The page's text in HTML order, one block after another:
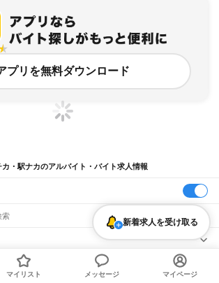
プリを無料ダウンロード
・駅ナカのアルバイト・バイト求人情報
索
シール貼り 在宅 ガチャガチャ
東京23区 千駄木駅
駅チカ・駅ナカ
求人
新着求人を受け取る
マイリスト メッセージ マイページ